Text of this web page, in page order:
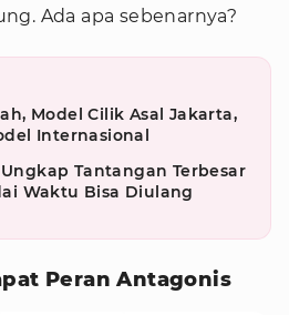
Ada apa sebenarnya?
Model Cilik Asal Jakarta,
Internasional
Tantangan Terbesar
Waktu Bisa Diulang
Peran Antagonis